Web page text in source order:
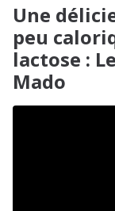
Une
peu
lactose :
Mado